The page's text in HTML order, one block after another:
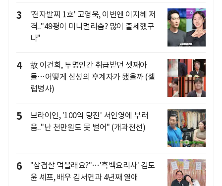
3
'전자발찌 1호' 고영욱, 이번엔 이지혜 저
격.."49평이 미니멀리즘? 많이 출세했구
나"
4
故 이건희, 투명인간 취급받던 셋째아
들…어떻게 삼성의 후계자가 됐을까 (셀
럽병사)
5
브라이언, '100억 탕진' 서인영에 부러
움.."난 천만원도 못 벌어" (개과천선)
6
"삼겹살 먹을래요?"…'흑백요리사' 김도
윤 셰프, 배우 김서연과 4년째 열애